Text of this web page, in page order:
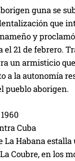
guna se
que
y
21 de febrero.
un armisticio
a la autonomía
pueblo aborigen.
Cuba
La Habana
Coubre, en los